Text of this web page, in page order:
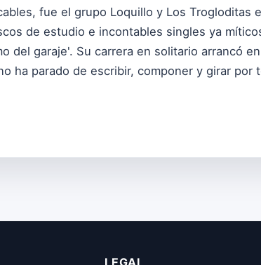
fue el grupo Loquillo y Los Trogloditas
de estudio e incontables singles ya
del garaje'. Su carrera en solitario arrancó
ha parado de escribir, componer y girar por
LEGAL